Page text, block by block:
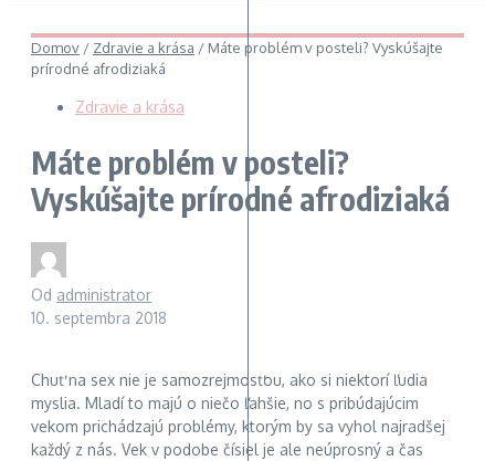
Domov / Zdravie a krása / Máte problém v posteli? Vyskúšajte
prírodné afrodiziaká
Zdravie a krása
Máte problém v posteli?
Vyskúšajte prírodné afrodiziaká
Od administrator
10. septembra 2018
Chuť na sex nie je samozrejmosťou, ako si niektorí ľudia
myslia. Mladí to majú o niečo ľahšie, no s pribúdajúcim
vekom prichádzajú problémy, ktorým by sa vyhol najradšej
každý z nás. Vek v podobe čísiel je ale neúprosný a čas